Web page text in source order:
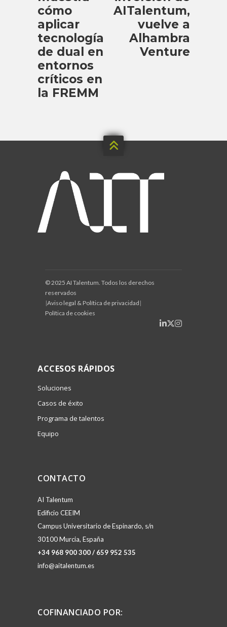
cómo
aplicar
tecnología
de dual en
entornos
críticos en
la FREMM
AITalentum,
vuelve a
Alhambra
Venture

© 2025 AI Talentum. Todos los derechos
reservados
|Aviso legal & Política de privacidad |
Política de cookies
ACCESOS RÁPIDOS
Soluciones
Casos de éxito
Programa de talentos
Equipo
CONTACTO
AI Talentum
Edificio CEEIM
Campus Universitario de Espinardo, s/n
30100 Murcia, España
+34 968 900 300 / 659 952 535
info@aitalentum.es
COFINANCIADO POR: